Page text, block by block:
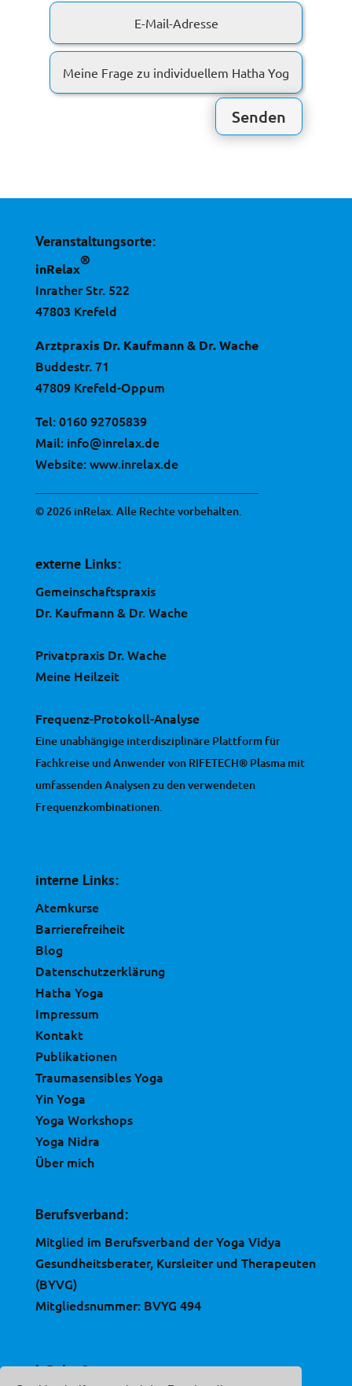
E-
Adresse
Meine
Frage
zu
Senden
Veranstaltungsorte:
inRelax
®
Inrather Str. 522
47803 Krefeld
Arztpraxis Dr. Kaufmann & Dr. Wache
Buddestr. 71
47809 Krefeld-Oppum
Tel:0160 92705839
Mail: info@inrelax.de
Website:www.inrelax.de
© 2026 inRelax. Alle Rechte vorbehalten.
externe Links:
Gemeinschaftspraxis
Dr. Kaufmann & Dr. Wache
Privatpraxis Dr. Wache
Meine Heilzeit
Frequenz-Protokoll-Analyse
Eine unabhängige interdisziplinäre Plattform für
Fachkreise und Anwender von RIFETECH® Plasma mit
umfassenden Analysen zu den verwendeten
Frequenzkombinationen.
interne Links:
Atemkurse
Barrierefreiheit
Blog
Datenschutzerklärung
Hatha Yoga
Impressum
Kontakt
Publikationen
Traumasensibles Yoga
Yin Yoga
Yoga Workshops
Yoga Nidra
Über mich
Berufsverband:
Mitglied im Berufsverband der Yoga Vidya
Gesundheitsberater, Kursleiter und Therapeuten
(BYVG)
Mitgliedsnummer: BVYG 494
inRelax®